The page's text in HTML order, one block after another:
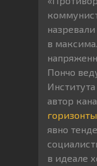
в
Пончо
автор
явно
в идеале